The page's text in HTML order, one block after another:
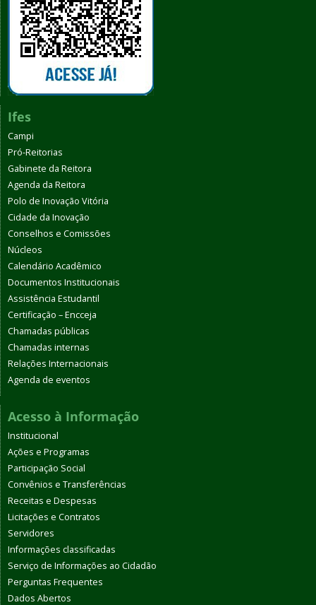
Ifes
Campi
Pró-Reitorias
Gabinete da Reitora
Agenda da Reitora
Polo de Inovação Vitória
Cidade da Inovação
Conselhos e Comissões
Núcleos
Calendário Acadêmico
Documentos Institucionais
Assistência Estudantil
Certificação – Encceja
Chamadas públicas
Chamadas internas
Relações Internacionais
Agenda de eventos
Acesso à Informação
Institucional
Ações e Programas
Participação Social
Convênios e Transferências
Receitas e Despesas
Licitações e Contratos
Servidores
Informações classificadas
Serviço de Informações ao Cidadão
Perguntas Frequentes
Dados Abertos